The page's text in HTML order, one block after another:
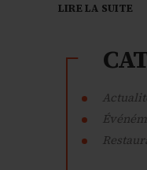
LIRE LA SUITE